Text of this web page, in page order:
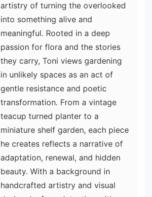
artistry of turning the overlooked
into something alive and
meaningful. Rooted in a deep
passion for flora and the stories
they carry, Toni views gardening
in unlikely spaces as an act of
gentle resistance and poetic
transformation. From a vintage
teacup turned planter to a
miniature shelf garden, each piece
he creates reflects a narrative of
adaptation, renewal, and hidden
beauty. With a background in
handcrafted artistry and visual